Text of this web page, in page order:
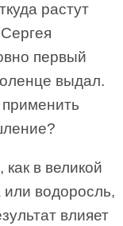
растут
первый
выдал.
в великой
водоросль,
влияет